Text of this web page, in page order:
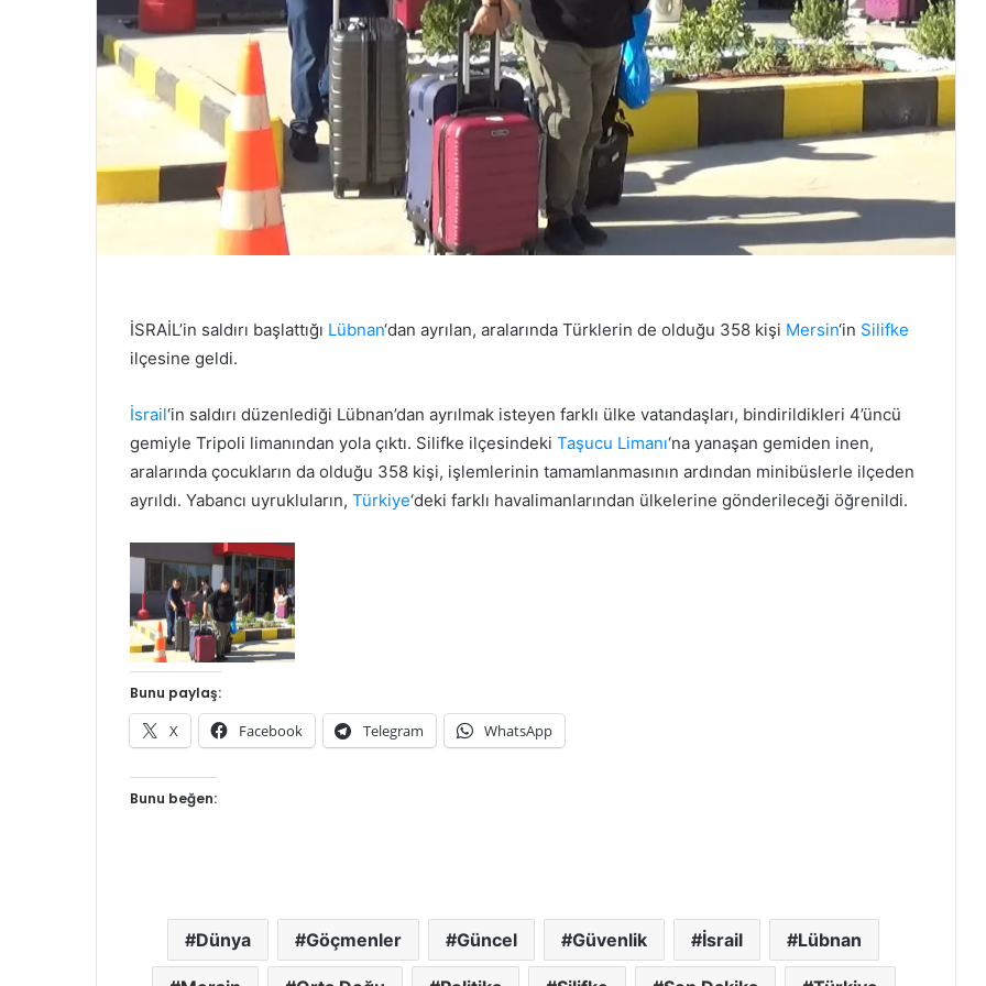
İSRAİL’in saldırı başlattığı Lübnan‘dan ayrılan, aralarında Türklerin de olduğu 358 kişi Mersin‘in Silifke
ilçesine geldi.
İsrail‘in saldırı düzenlediği Lübnan’dan ayrılmak isteyen farklı ülke vatandaşları, bindirildikleri 4’üncü
gemiyle Tripoli limanından yola çıktı. Silifke ilçesindeki Taşucu Limanı‘na yanaşan gemiden inen,
aralarında çocukların da olduğu 358 kişi, işlemlerinin tamamlanmasının ardından minibüslerle ilçeden
ayrıldı. Yabancı uyrukluların, Türkiye‘deki farklı havalimanlarından ülkelerine gönderileceği öğrenildi.
Bunu paylaş:
X Facebook Telegram WhatsApp
Bunu beğen:
Dünya Göçmenler Güncel Güvenlik İsrail Lübnan